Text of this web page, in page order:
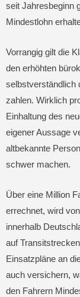
seit Jahresbeginn
Mindestlohn
Vorrangig gilt die
den erhöhten
selbstverständlich
zahlen. Wirklich
Einhaltung des
eigener Aussage
altbekannte
schwer machen.
Über eine Million
errechnet, wird
innerhalb
auf
Einsatzpläne an
auch versichern,
den Fahrern